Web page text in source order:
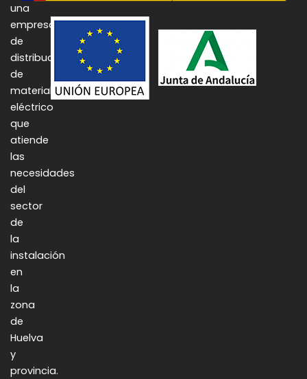
una
empresa
de
distribución
de
material
eléctrico
que
atiende
las
necesidades
del
sector
de
la
instalación
en
la
zona
de
Huelva
y
provincia.